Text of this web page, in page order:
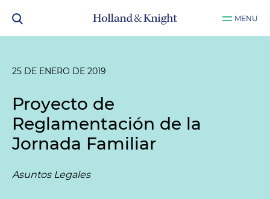
MENU
25 DE ENERO DE 2019
Proyecto de
Reglamentación de la
Jornada Familiar
Asuntos Legales